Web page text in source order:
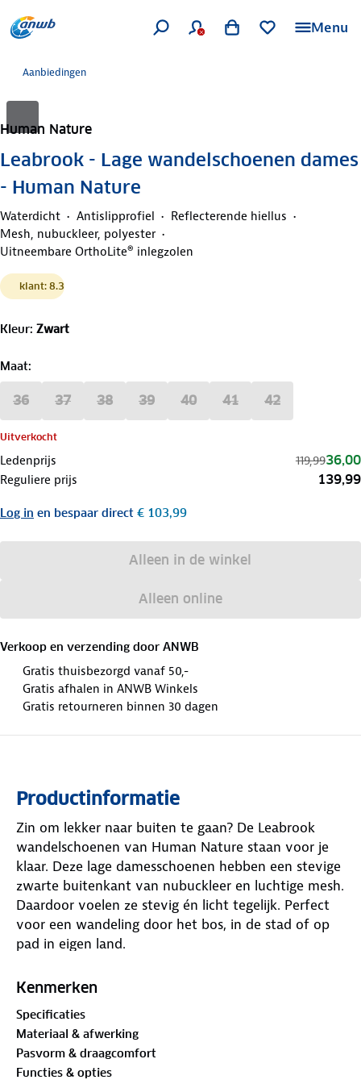
Menu
Aanbiedingen
Human Nature
Leabrook - Lage wandelschoenen dames
- Human Nature
Waterdicht Antislipprofiel
Reflecterende hiellus
Mesh, nubuckleer, polyester
Uitneembare OrthoLite® inlegzolen
klant: 8.3
Kleur: Zwart
Maat:
36 37 38 39 40 41 42
Uitverkocht
Ledenprijs 119,9936,00
Reguliere prijs 139,99
Log in en bespaar direct € 103,99
Alleen in de winkel
Alleen online
Verkoop en verzending door ANWB
Gratis thuisbezorgd vanaf 50,-
Gratis afhalen in ANWB Winkels
Gratis retourneren binnen 30 dagen
Productinformatie
Zin om lekker naar buiten te gaan? De Leabrook
wandelschoenen van Human Nature staan voor je
klaar. Deze lage damesschoenen hebben een stevige
zwarte buitenkant van nubuckleer en luchtige mesh.
Daardoor voelen ze stevig én licht tegelijk. Perfect
voor een wandeling door het bos, in de stad of op
pad in eigen land.
De zool zorgt voor goede demping. Zo loop je ook
waterdichte Hydro Pro-Tex-membraan blijven je
voeten droog. In extreme weersomstandigheden,
zoals zware regen of erg nat gras, kan er soms water
door de naden komen. De uitneembare OrthoLite®
Kenmerken
Specificaties
Materiaal & afwerking
Pasvorm & draagcomfort
Functies & opties